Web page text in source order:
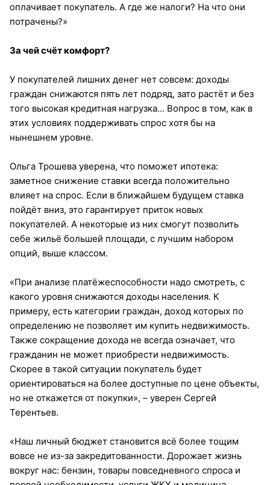
оплачивает покупатель. А где же налоги? На что они
потрачены?»
За чей счёт комфорт?
У покупателей лишних денег нет совсем: доходы
граждан снижаются пять лет подряд, зато растёт и без
того высокая кредитная нагрузка… Вопрос в том, как в
этих условиях поддерживать спрос хотя бы на
нынешнем уровне.
Ольга Трошева уверена, что поможет ипотека:
заметное снижение ставки всегда положительно
влияет на спрос. Если в ближайшем будущем ставка
пойдёт вниз, это гарантирует приток новых
покупателей. А некоторые из них смогут позволить
себе жильё большей площади, с лучшим набором
опций, выше классом.
«При анализе платёжеспособности надо смотреть, с
какого уровня снижаются доходы населения. К
примеру, есть категории граждан, доход которых по
определению не позволяет им купить недвижимость.
Также сокращение дохода не всегда означает, что
гражданин не может приобрести недвижимость.
Скорее в такой ситуации покупатель будет
ориентироваться на более доступные по цене объекты,
но не откажется от покупки», – уверен Сергей
Терентьев.
«Наш личный бюджет становится всё более тощим
вовсе не из-за закредитованности. Дорожает жизнь
вокруг нас: бензин, товары повседневного спроса и